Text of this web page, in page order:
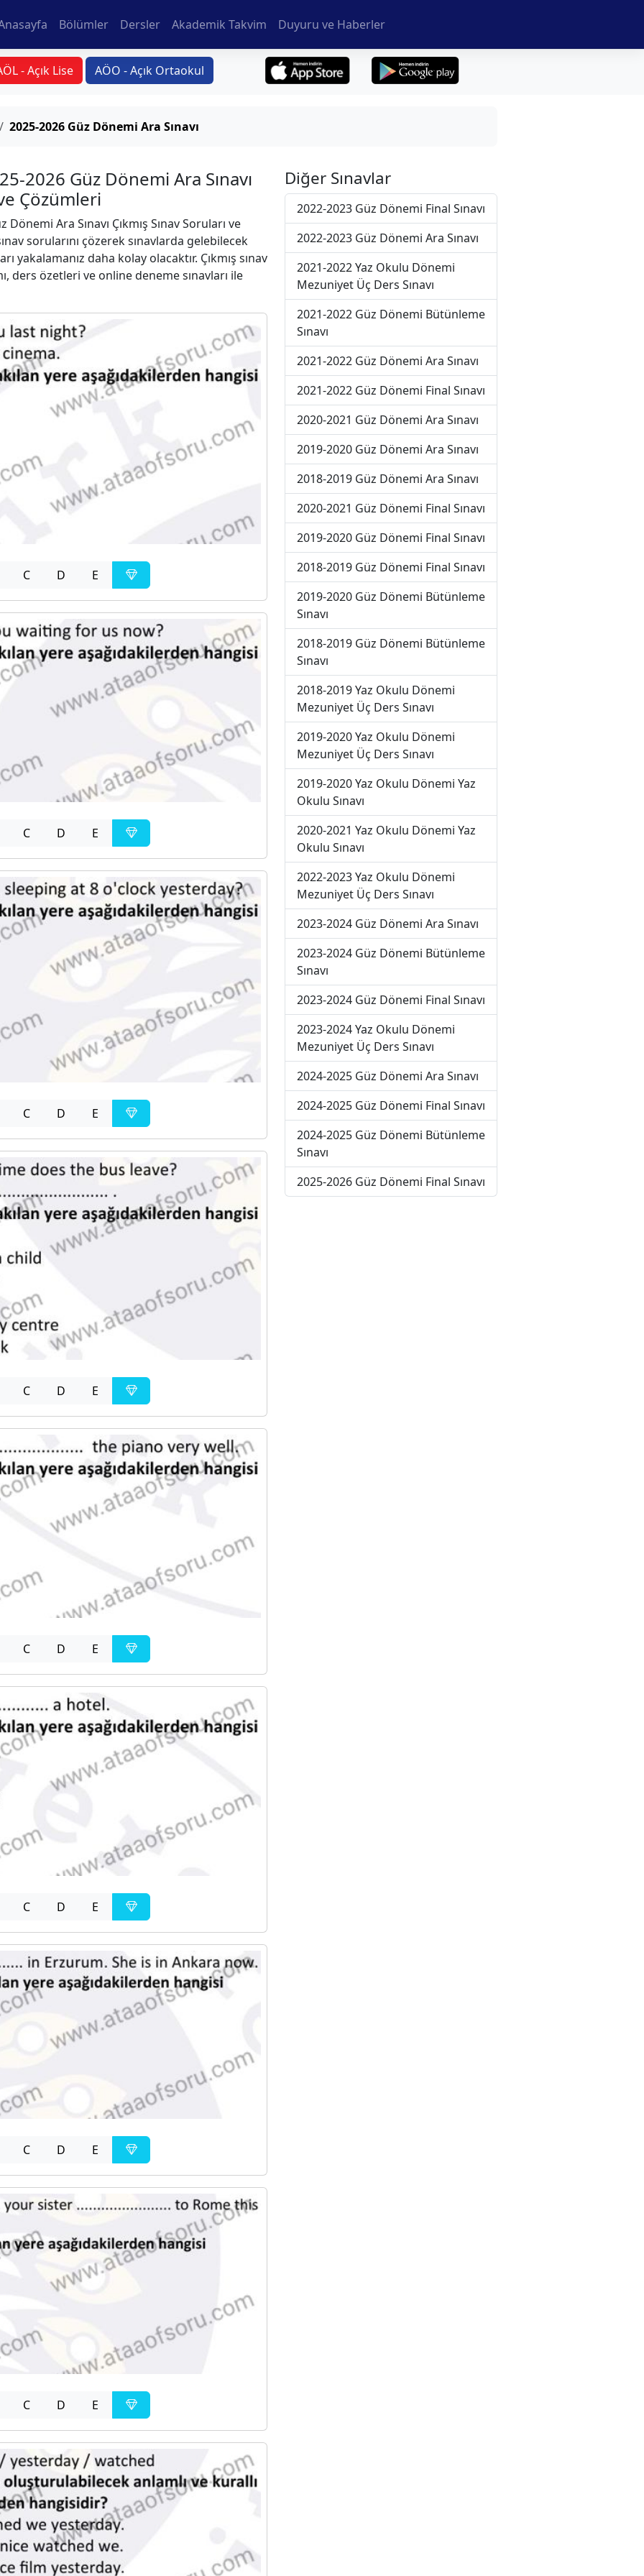
Bölümler Dersler Akademik Takvim Duyuru ve Haberler
- Açık Lise AÖO - Açık Ortaokul
2025-2026 Güz Dönemi Ara Sınavı
2026 Güz Dönemi Ara Sınavı
Çözümleri
Ara Sınavı Çıkmış Sınav Soruları ve
sorularını çözerek sınavlarda gelebilecek
yakalamanız daha kolay olacaktır. Çıkmış sınav
ders özetleri ve online deneme sınavları ile
C D E
C D E
C D E
C D E
C D E
C D E
C D E
C D E
Diğer Sınavlar
2022-2023 Güz Dönemi Final Sınavı
2022-2023 Güz Dönemi Ara Sınavı
2021-2022 Yaz Okulu Dönemi
Mezuniyet Üç Ders Sınavı
2021-2022 Güz Dönemi Bütünleme
Sınavı
2021-2022 Güz Dönemi Ara Sınavı
2021-2022 Güz Dönemi Final Sınavı
2020-2021 Güz Dönemi Ara Sınavı
2019-2020 Güz Dönemi Ara Sınavı
2018-2019 Güz Dönemi Ara Sınavı
2020-2021 Güz Dönemi Final Sınavı
2019-2020 Güz Dönemi Final Sınavı
2018-2019 Güz Dönemi Final Sınavı
2019-2020 Güz Dönemi Bütünleme
Sınavı
2018-2019 Güz Dönemi Bütünleme
Sınavı
2018-2019 Yaz Okulu Dönemi
Mezuniyet Üç Ders Sınavı
2019-2020 Yaz Okulu Dönemi
Mezuniyet Üç Ders Sınavı
2019-2020 Yaz Okulu Dönemi Yaz
Okulu Sınavı
2020-2021 Yaz Okulu Dönemi Yaz
Okulu Sınavı
2022-2023 Yaz Okulu Dönemi
Mezuniyet Üç Ders Sınavı
2023-2024 Güz Dönemi Ara Sınavı
2023-2024 Güz Dönemi Bütünleme
Sınavı
2023-2024 Güz Dönemi Final Sınavı
2023-2024 Yaz Okulu Dönemi
Mezuniyet Üç Ders Sınavı
2024-2025 Güz Dönemi Ara Sınavı
2024-2025 Güz Dönemi Final Sınavı
2024-2025 Güz Dönemi Bütünleme
Sınavı
2025-2026 Güz Dönemi Final Sınavı